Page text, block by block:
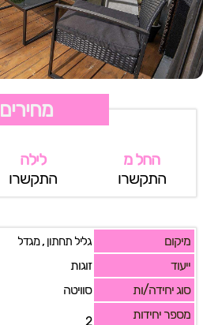
מחירים
החל מ
התקשרו
לילה
התקשרו
מיקום גליל תחתון,מגדל
ייעוד
זוגות
סוג יחידה/ות
סוויטה
מספר יחידות
2